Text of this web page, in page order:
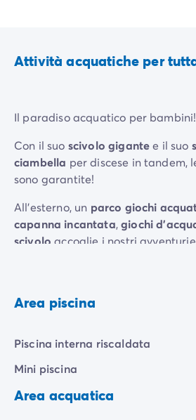
Attività acquatiche per
Il paradiso acquatico per bambini!
Con il suo scivolo gigantee il suo
ciambella per discese in tandem,
sono garantite!
All'esterno, un parco giochi
capanna incantata,giochi
scivolo accoglie i nostri
Area piscina
Piscina interna riscaldata
Mini piscina
Area acquatica